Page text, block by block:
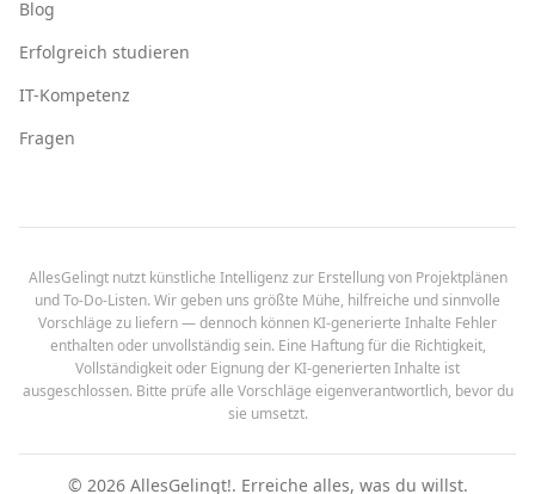
Blog
Erfolgreich studieren
IT-Kompetenz
Fragen
AllesGelingt nutzt künstliche Intelligenz zur Erstellung von Projektplänen
und To-Do-Listen. Wir geben uns größte Mühe, hilfreiche und sinnvolle
Vorschläge zu liefern — dennoch können KI-generierte Inhalte Fehler
enthalten oder unvollständig sein. Eine Haftung für die Richtigkeit,
Vollständigkeit oder Eignung der KI-generierten Inhalte ist
ausgeschlossen. Bitte prüfe alle Vorschläge eigenverantwortlich, bevor du
sie umsetzt.
© 2026AllesGelingt!. Erreiche alles, was du willst.